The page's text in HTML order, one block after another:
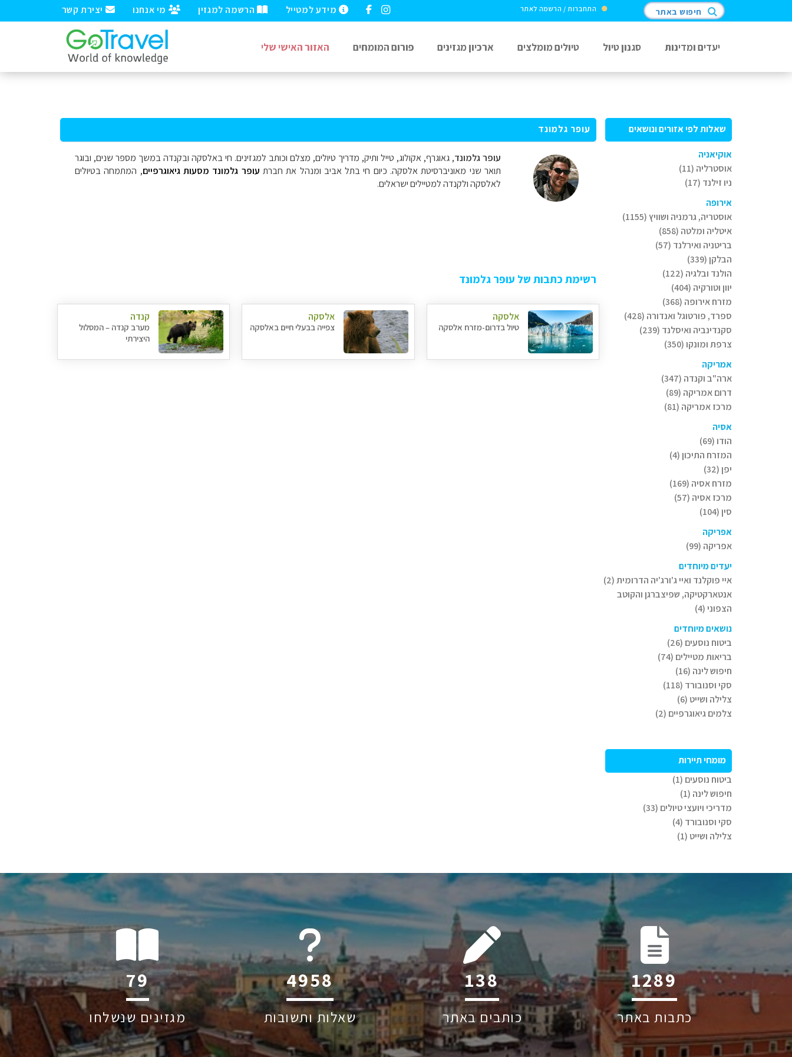
יצירת קשר מי אנחנו הרשמה למגזין מידע למטייל התחברות / הרשמה לאתר חיפוש באתר
יעדים ומדינות סגנון טיול טיולים מומלצים ארכיון מגזינים פורום המומחים האזור האישי שלי
שאלות לפי אזורים ונושאים
אוקיאניה
אוסטרליה (11)
ניו זילנד (17)
אירופה
אוסטריה, גרמניה ושוויץ (1155)
איטליה ומלטה (858)
בריטניה ואירלנד (57)
הבלקן (339)
הולנד ובלגיה (122)
יוון וטורקיה (404)
מזרח אירופה (368)
ספרד, פורטוגל ואנדורה (428)
סקנדינביה ואיסלנד (239)
צרפת ומונקו (350)
אמריקה
ארה"ב וקנדה (347)
דרום אמריקה (89)
מרכז אמריקה (81)
אסיה
הודו (69)
המזרח התיכון (4)
יפן (32)
מזרח אסיה (169)
מרכז אסיה (57)
סין (104)
אפריקה
אפריקה (99)
יעדים מיוחדים
איי פוקלנד ואיי ג'ורג'יה הדרומית (2)
אנטארקטיקה, שפיצברגן והקוטב
הצפוני (4)
נושאים מיוחדים
ביטוח נוסעים (26)
בריאות מטיילים (74)
חיפוש לינה (16)
סקי וסנובורד (118)
צלילה ושייט (6)
צלמים גיאוגרפיים (2)
מומחי תיירות
ביטוח נוסעים (1)
חיפוש לינה (1)
מדריכי ויועצי טיולים (33)
סקי וסנובורד (4)
צלילה ושייט (1)
עופר גלמונד
עופר גלמונד, גאוגרף, אקולוג, טייל ותיק, מדריך טיולים, מצלם וכותב למגזינים. חי באלסקה ובקנדה במשך מספר שנים, ובוגר
תואר שני מאוניברסיטת אלסקה. כיום חי בתל אביב ומנהל את חברת עופר גלמונד מסעות גיאוגרפיים, המתמחה בטיולים
לאלסקה ולקנדה למטיילים ישראלים.
רשימת כתבות של עופר גלמונד
אלסקה
טיול בדרום-מזרח אלסקה
אלסקה
צפייה בבעלי חיים באלסקה
קנדה
מערב קנדה – המסלול
היצירתי
104
מגזינים שנשלחו
6045
שאלות ותשובות
181
כותבים באתר
1689
כתבות באתר